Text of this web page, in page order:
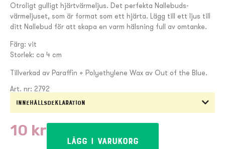
Otroligt gulligt hjärtvärmeljus. Det perfekta Nallebuds-
värmeljuset, som är format som ett hjärta. Lägg till ett ljus till
ditt Nallebud för att skapa en varm hälsning full av omtanke.
Färg: vit
Storlek: ca 4 cm
Tillverkad av Paraffin + Polyethylene Wax av Out of the Blue.
Art. nr: 2792
Innehållsdeklaration
10 kr
Lägg i varukorg